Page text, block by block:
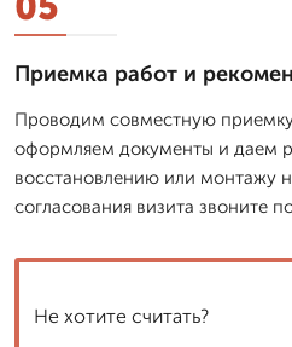
Приемка работ и
Проводим совместную
оформляем документы и даем
восстановлению или монтажу
согласования визита звоните
Не хотите считать?